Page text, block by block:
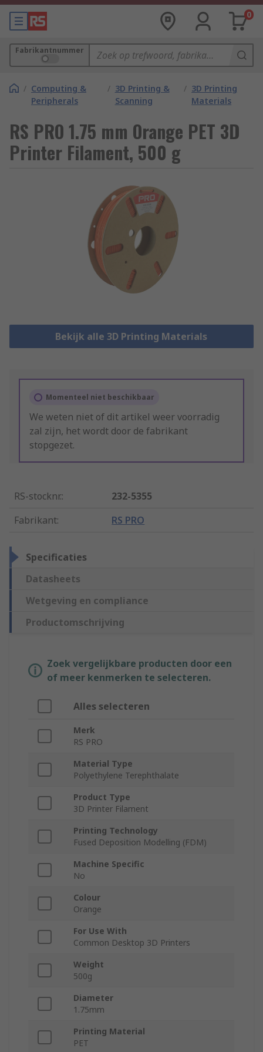
0
Fabrikantnummer
/ Computing &
Peripherals
/ 3D Printing &
Scanning
/ 3D Printing
Materials
RS PRO 1.75 mm Orange PET 3D
Printer Filament, 500 g
Bekijk alle 3D Printing Materials
Momenteel niet beschikbaar
We weten niet of dit artikel weer voorradig
zal zijn, het wordt door de fabrikant
stopgezet.
RS-stocknr.:
232-5355
Fabrikant: RS PRO
Specificaties
Datasheets
Wetgeving en compliance
Productomschrijving
Zoek vergelijkbare producten door een
of meer kenmerken te selecteren.
Alles selecteren
Merk
RS PRO
Material Type
Polyethylene Terephthalate
Product Type
3D Printer Filament
Printing Technology
Fused Deposition Modelling (FDM)
Machine Specific
No
Colour
Orange
For Use With
Common Desktop 3D Printers
Weight
500g
Diameter
1.75mm
Printing Material
PET